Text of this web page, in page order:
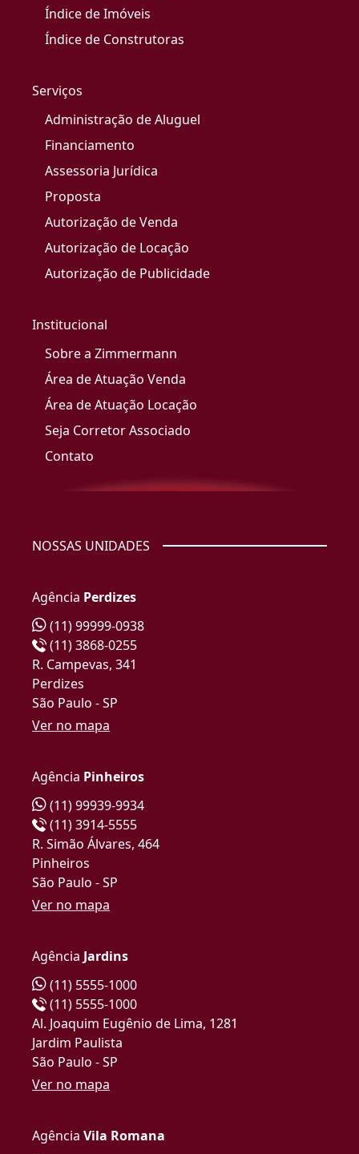
Índice de Imóveis
Índice de Construtoras
Serviços
Administração de Aluguel
Financiamento
Assessoria Jurídica
Proposta
Autorização de Venda
Autorização de Locação
Autorização de Publicidade
Institucional
Sobre a Zimmermann
Área de Atuação Venda
Área de Atuação Locação
Seja Corretor Associado
Contato
NOSSAS UNIDADES
Agência Perdizes
(11) 99999-0938
(11) 3868-0255
R. Campevas, 341
Perdizes
São Paulo - SP
Ver no mapa
Agência Pinheiros
(11) 99939-9934
(11) 3914-5555
R. Simão Álvares, 464
Pinheiros
São Paulo - SP
Ver no mapa
Agência Jardins
(11) 5555-1000
(11) 5555-1000
Al. Joaquim Eugênio de Lima, 1281
Jardim Paulista
São Paulo - SP
Ver no mapa
Agência Vila Romana